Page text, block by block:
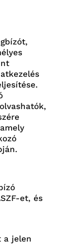
et, és
a jelen